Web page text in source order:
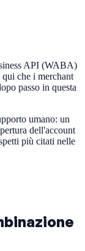
API (WABA)
che i merchant
passo in questa
umano: un
dell'account
più citati nelle